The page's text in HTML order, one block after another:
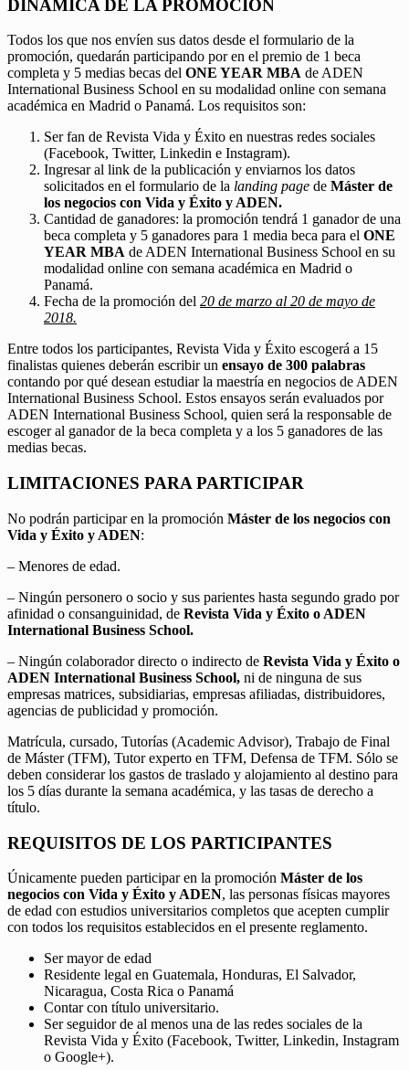
DINÁMICA DE LA PROMOCIÓN
Todos los que nos envíen sus datos desde el formulario de la
promoción, quedarán participando por en el premio de 1 beca
completa y 5 medias becas del ONE YEAR MBA de ADEN
International Business School en su modalidad online con semana
académica en Madrid o Panamá. Los requisitos son:
Ser fan de Revista Vida y Éxito en nuestras redes sociales
(Facebook, Twitter, Linkedin e Instagram).
Ingresar al link de la publicación y enviarnos los datos
solicitados en el formulario de la landing page de Máster de
los negocios con Vida y Éxito y ADEN.
Cantidad de ganadores: la promoción tendrá 1 ganador de una
beca completa y 5 ganadores para 1 media beca para el ONE
YEAR MBA de ADEN International Business School en su
modalidad online con semana académica en Madrid o
Panamá.
Fecha de la promoción del 20 de marzo al 20 de mayo de
2018.
Entre todos los participantes, Revista Vida y Éxito escogerá a 15
finalistas quienes deberán escribir un ensayo de 300 palabras
contando por qué desean estudiar la maestría en negocios de ADEN
International Business School. Estos ensayos serán evaluados por
ADEN International Business School, quien será la responsable de
escoger al ganador de la beca completa y a los 5 ganadores de las
medias becas.
LIMITACIONES PARA PARTICIPAR
No podrán participar en la promoción Máster de los negocios con
Vida y Éxito y ADEN:
– Menores de edad.
– Ningún personero o socio y sus parientes hasta segundo grado por
afinidad o consanguinidad, de Revista Vida y Éxito o ADEN
International Business School.
– Ningún colaborador directo o indirecto de Revista Vida y Éxito o
ADEN International Business School, ni de ninguna de sus
empresas matrices, subsidiarias, empresas afiliadas, distribuidores,
agencias de publicidad y promoción.
Matrícula, cursado, Tutorías (Academic Advisor), Trabajo de Final
de Máster (TFM), Tutor experto en TFM, Defensa de TFM. Sólo se
deben considerar los gastos de traslado y alojamiento al destino para
los 5 días durante la semana académica, y las tasas de derecho a
título.
REQUISITOS DE LOS PARTICIPANTES
Únicamente pueden participar en la promoción Máster de los
negocios con Vida y Éxito y ADEN, las personas físicas mayores
de edad con estudios universitarios completos que acepten cumplir
con todos los requisitos establecidos en el presente reglamento.
Ser mayor de edad
Residente legal en Guatemala, Honduras, El Salvador,
Nicaragua, Costa Rica o Panamá
Contar con título universitario.
Ser seguidor de al menos una de las redes sociales de la
Revista Vida y Éxito (Facebook, Twitter, Linkedin, Instagram
o Google+).